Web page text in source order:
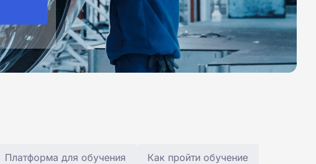
Платформа для обучения Как пройти обучение